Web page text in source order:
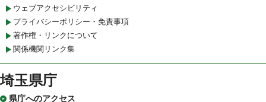
ウェブアクセシビリティ
プライバシーポリシー・免責事項
著作権・リンクについて
関係機関リンク集
埼玉県庁
県庁へのアクセス